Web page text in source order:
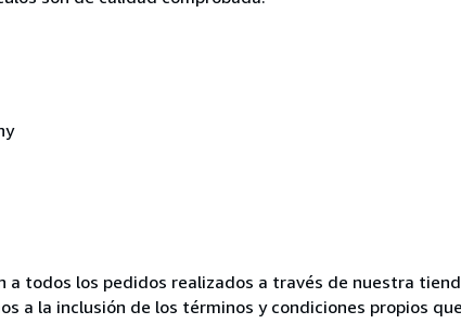
todos los pedidos realizados a través de nuestra
a la inclusión de los términos y condiciones propios